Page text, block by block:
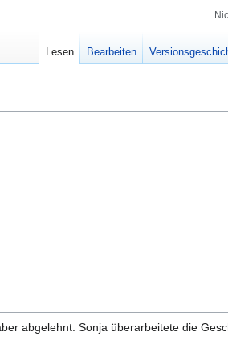
abgelehnt. Sonja überarbeitete die
Lesen Bearbeiten